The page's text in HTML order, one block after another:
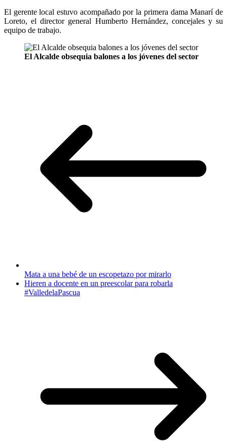
El gerente local estuvo acompañado por la primera dama Manarí de
Loreto, el director general Humberto Hernández, concejales y su
equipo de trabajo.
El Alcalde obsequia balones a los jóvenes del sector
Mata a una bebé de un escopetazo por mirarlo
Hieren a docente en un preescolar para robarla
#ValledelaPascua